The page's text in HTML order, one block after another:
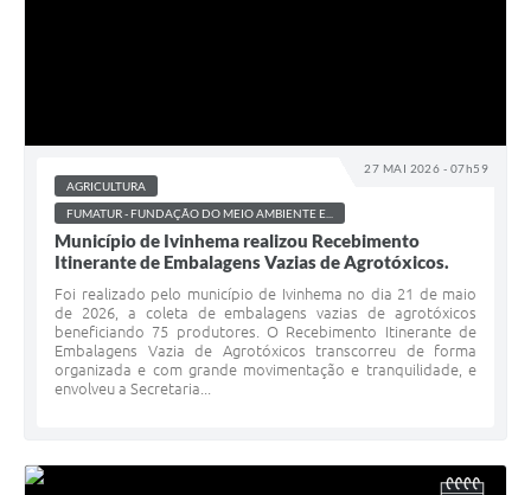
27 MAI 2026 - 07h59
AGRICULTURA
FUMATUR - FUNDAÇÃO DO MEIO AMBIENTE E...
Município de Ivinhema realizou Recebimento
Itinerante de Embalagens Vazias de Agrotóxicos.
Foi realizado pelo município de Ivinhema no dia 21 de maio
de 2026, a coleta de embalagens vazias de agrotóxicos
beneficiando 75 produtores. O Recebimento Itinerante de
Embalagens Vazia de Agrotóxicos transcorreu de forma
organizada e com grande movimentação e tranquilidade, e
envolveu a Secretaria...